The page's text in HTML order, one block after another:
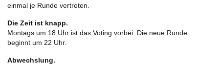
einmal je Runde vertreten.
Die Zeit ist knapp.
Montags um 18 Uhr ist das Voting vorbei. Die neue Runde
beginnt um 22 Uhr.
Abwechslung.